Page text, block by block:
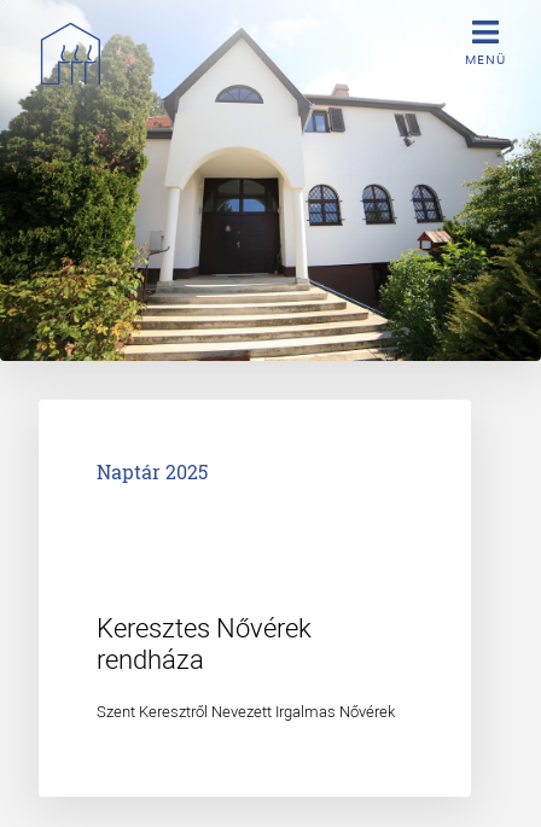
Ugrás a tartalomra
Naptár 2025
Keresztes Nővérek
rendháza
Szent Keresztről Nevezett Irgalmas Nővérek